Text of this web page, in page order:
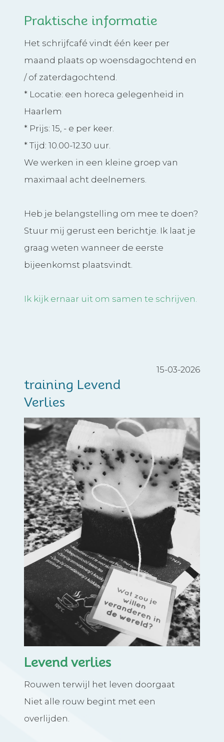
Praktische informatie
Het schrijfcafé vindt één keer per
maand plaats op woensdagochtend en
/ of zaterdagochtend.
* Locatie: een horeca gelegenheid in
Haarlem
* Prijs: 15, - e per keer.
* Tijd: 10.00-12.30 uur.
We werken in een kleine groep van
maximaal acht deelnemers.
Heb je belangstelling om mee te doen?
Stuur mij gerust een berichtje. Ik laat je
graag weten wanneer de eerste
bijeenkomst plaatsvindt.
Ik kijk ernaar uit om samen te schrijven.
15-03-2026
training Levend
Verlies
Levend verlies
Rouwen terwijl het leven doorgaat
Niet alle rouw begint met een
overlijden.